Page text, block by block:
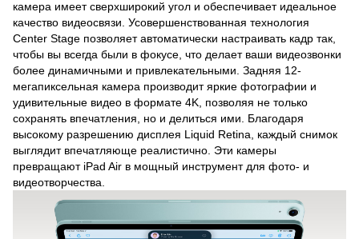
камера имеет сверхширокий угол и обеспечивает идеальное
качество видеосвязи. Усовершенствованная технология
Center Stage позволяет автоматически настраивать кадр так,
чтобы вы всегда были в фокусе, что делает ваши видеозвонки
более динамичными и привлекательными. Задняя 12-
мегапиксельная камера производит яркие фотографии и
удивительные видео в формате 4K, позволяя не только
сохранять впечатления, но и делиться ими. Благодаря
высокому разрешению дисплея Liquid Retina, каждый снимок
выглядит впечатляюще реалистично. Эти камеры
превращают iPad Air в мощный инструмент для фото- и
видеотворчества.